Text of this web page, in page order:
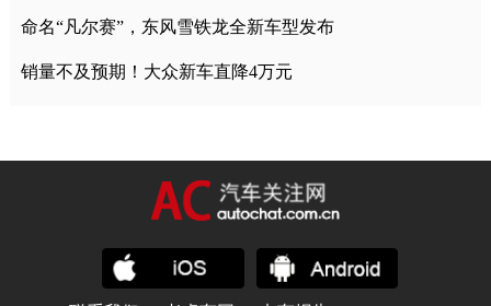
命名“凡尔赛”，东风雪铁龙全新车型发布
销量不及预期！大众新车直降4万元